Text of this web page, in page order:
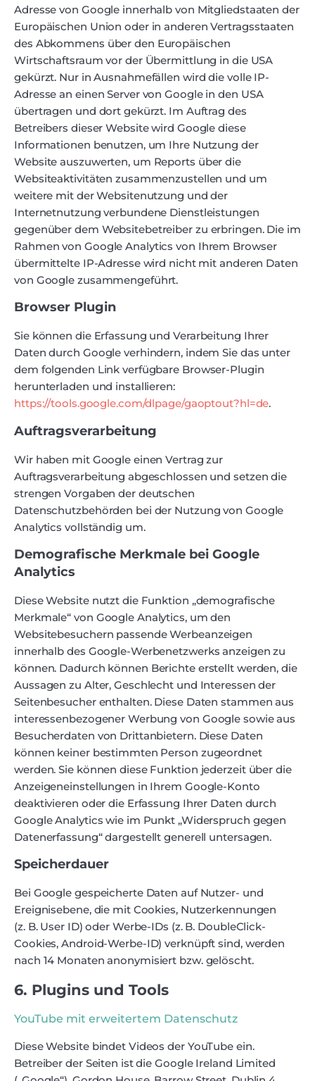
Adresse von Google innerhalb von Mitgliedstaaten der
Europäischen Union oder in anderen Vertragsstaaten
des Abkommens über den Europäischen
Wirtschaftsraum vor der Übermittlung in die USA
gekürzt. Nur in Ausnahmefällen wird die volle IP-
Adresse an einen Server von Google in den USA
übertragen und dort gekürzt. Im Auftrag des
Betreibers dieser Website wird Google diese
Informationen benutzen, um Ihre Nutzung der
Website auszuwerten, um Reports über die
Websiteaktivitäten zusammenzustellen und um
weitere mit der Websitenutzung und der
Internetnutzung verbundene Dienstleistungen
gegenüber dem Websitebetreiber zu erbringen. Die im
Rahmen von Google Analytics von Ihrem Browser
übermittelte IP-Adresse wird nicht mit anderen Daten
von Google zusammengeführt.
Browser Plugin
Sie können die Erfassung und Verarbeitung Ihrer
Daten durch Google verhindern, indem Sie das unter
dem folgenden Link verfügbare Browser-Plugin
herunterladen und installieren:
https://tools.google.com/dlpage/gaoptout?hl=de.
Auftragsverarbeitung
Wir haben mit Google einen Vertrag zur
Auftragsverarbeitung abgeschlossen und setzen die
strengen Vorgaben der deutschen
Datenschutzbehörden bei der Nutzung von Google
Analytics vollständig um.
Demografische Merkmale bei Google
Analytics
Diese Website nutzt die Funktion „demografische
Merkmale“ von Google Analytics, um den
Websitebesuchern passende Werbeanzeigen
innerhalb des Google-Werbenetzwerks anzeigen zu
können. Dadurch können Berichte erstellt werden, die
Aussagen zu Alter, Geschlecht und Interessen der
Seitenbesucher enthalten. Diese Daten stammen aus
interessenbezogener Werbung von Google sowie aus
Besucherdaten von Drittanbietern. Diese Daten
können keiner bestimmten Person zugeordnet
werden. Sie können diese Funktion jederzeit über die
Anzeigeneinstellungen in Ihrem Google-Konto
deaktivieren oder die Erfassung Ihrer Daten durch
Google Analytics wie im Punkt „Widerspruch gegen
Datenerfassung“ dargestellt generell untersagen.
Speicherdauer
Bei Google gespeicherte Daten auf Nutzer- und
Ereignisebene, die mit Cookies, Nutzerkennungen
(z. B. User ID) oder Werbe-IDs (z. B. DoubleClick-
Cookies, Android-Werbe-ID) verknüpft sind, werden
nach 14 Monaten anonymisiert bzw. gelöscht.
6. Plugins und Tools
YouTube mit erweitertem Datenschutz
Diese Website bindet Videos der YouTube ein.
Betreiber der Seiten ist die Google Ireland Limited